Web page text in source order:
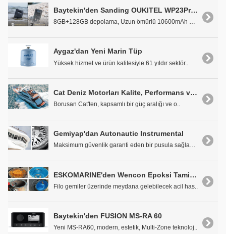
Baytekin'den Sanding OUKITEL WP23Pro El Kontrol Ünitesi
8GB+128GB depolama, Uzun ömürlü 10600mAh pil, ..
Aygaz'dan Yeni Marin Tüp
Yüksek hizmet ve ürün kalitesiyle 61 yıldır sektör..
Cat Deniz Motorları Kalite, Performans ve Güvenilirlik Standartlarını Belirler
Borusan Cat'ten, kapsamlı bir güç aralığı ve o..
Gemiyap'dan Autonautic Instrumental
Maksimum güvenlik garanti eden bir pusula sağlamak..
ESKOMARINE'den Wencon Epoksi Tamir Ürünleri
Filo gemiler üzerinde meydana gelebilecek acil has..
Baytekin'den FUSION MS-RA 60
Yeni MS-RA60, modern, estetik, Multi-Zone teknoloj..